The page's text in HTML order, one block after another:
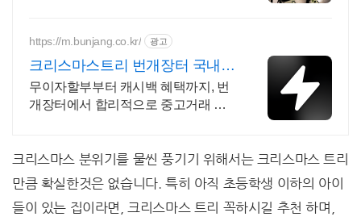
https://m.bunjang.co.kr/ 광고
크리스마스트리 번개장터 국내
최대 브랜드 중고거래
무이자할부부터 캐시백 혜택까지, 번
개장터에서 합리적으로 중고거래 하
상품 업로드
크리스마스 분위기를 물씬 풍기기 위해서는 크리스마스 트리
만큼 확실한것은 없습니다. 특히 아직 초등학생 이하의 아이
들이 있는 집이라면, 크리스마스 트리 꼭하시길 추천 하며,